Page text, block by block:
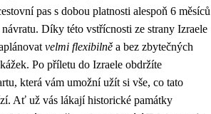
pas s dobou platnosti alespoň 6 měsíců
Díky této vstřícnosti ze strany Izraele
velmi flexibilně a bez zbytečných
Po příletu do Izraele obdržíte
která vám umožní užít si vše, co tato
Ať už vás lákají historické památky